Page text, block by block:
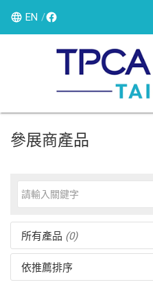
EN
參展商產品
所有產品 (0)
依推薦排序